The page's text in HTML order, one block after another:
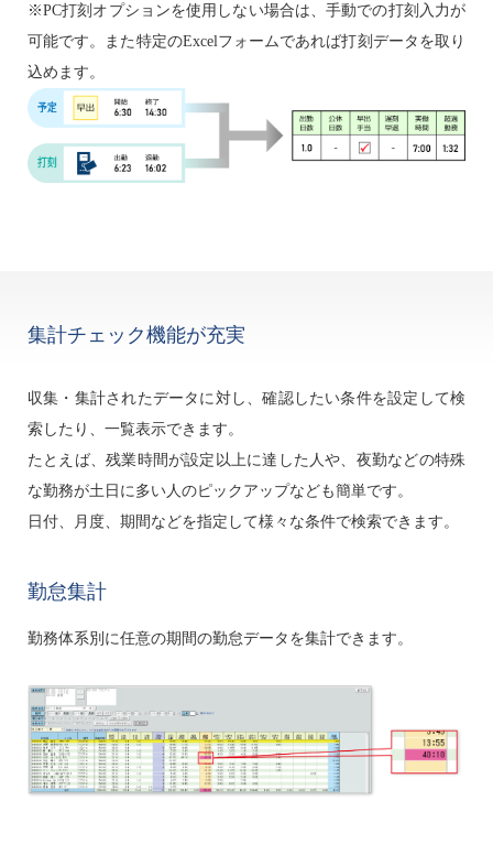
※PC打刻オプションを使用しない場合は、手動での打刻入力が
可能です。また特定のExcelフォームであれば打刻データを取り
込めます。
集計チェック機能が充実
収集・集計されたデータに対し、確認したい条件を設定して検
索したり、一覧表示できます。
たとえば、残業時間が設定以上に達した人や、夜勤などの特殊
な勤務が土日に多い人のピックアップなども簡単です。
日付、月度、期間などを指定して様々な条件で検索できます。
勤怠集計
勤務体系別に任意の期間の勤怠データを集計できます。